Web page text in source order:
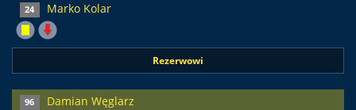
24 Marko Kolar
Rezerwowi
96 Damian Węglarz